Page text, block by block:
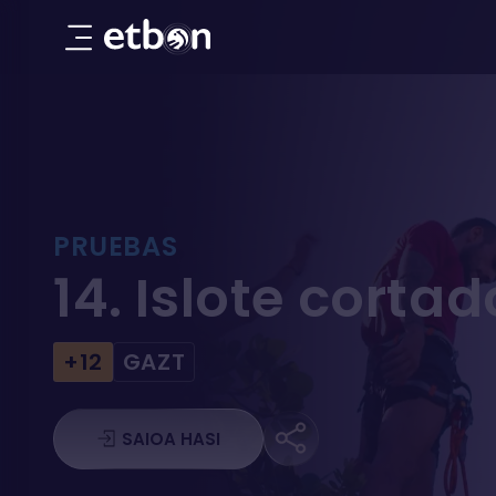
PRUEBAS
14. Islote
+12 GAZT
SAIOA HASI